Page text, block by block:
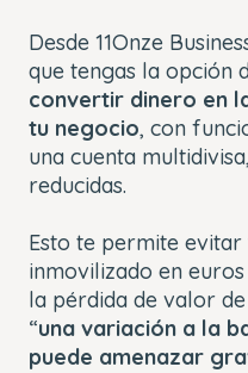
Desde 11Onze
que tengas la opción
convertir dinero en
tu negocio, con
una cuenta
reducidas.
Esto te permite
inmovilizado en
la pérdida de valor
“una variación a la
puede amenazar